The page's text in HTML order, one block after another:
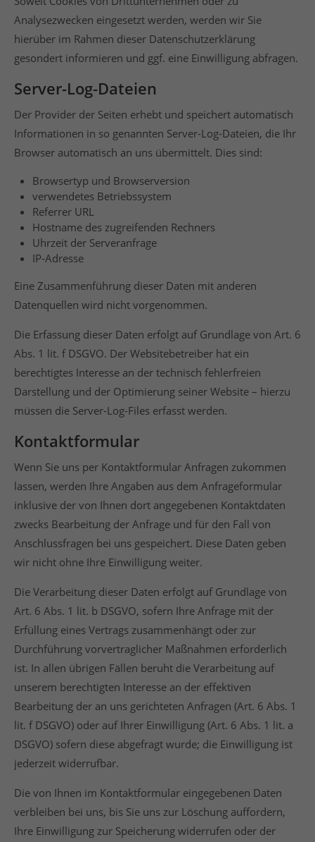
Analysezwecken eingesetzt werden, werden wir Sie
hierüber im Rahmen dieser Datenschutzerklärung
gesondert informieren und ggf. eine Einwilligung abfragen.
Server-Log-Dateien
Der Provider der Seiten erhebt und speichert automatisch
Informationen in so genannten Server-Log-Dateien, die Ihr
Browser automatisch an uns übermittelt. Dies sind:
Browsertyp und Browserversion
verwendetes Betriebssystem
Referrer URL
Hostname des zugreifenden Rechners
Uhrzeit der Serveranfrage
IP-Adresse
Eine Zusammenführung dieser Daten mit anderen
Datenquellen wird nicht vorgenommen.
Die Erfassung dieser Daten erfolgt auf Grundlage von Art. 6
Abs. 1 lit. f DSGVO. Der Websitebetreiber hat ein
berechtigtes Interesse an der technisch fehlerfreien
Darstellung und der Optimierung seiner Website – hierzu
müssen die Server-Log-Files erfasst werden.
Kontaktformular
Wenn Sie uns per Kontaktformular Anfragen zukommen
lassen, werden Ihre Angaben aus dem Anfrageformular
inklusive der von Ihnen dort angegebenen Kontaktdaten
zwecks Bearbeitung der Anfrage und für den Fall von
Anschlussfragen bei uns gespeichert. Diese Daten geben
wir nicht ohne Ihre Einwilligung weiter.
Die Verarbeitung dieser Daten erfolgt auf Grundlage von
Art. 6 Abs. 1 lit. b DSGVO, sofern Ihre Anfrage mit der
Erfüllung eines Vertrags zusammenhängt oder zur
Durchführung vorvertraglicher Maßnahmen erforderlich
ist. In allen übrigen Fällen beruht die Verarbeitung auf
unserem berechtigten Interesse an der effektiven
Bearbeitung der an uns gerichteten Anfragen (Art. 6 Abs. 1
lit. f DSGVO) oder auf Ihrer Einwilligung (Art. 6 Abs. 1 lit. a
DSGVO) sofern diese abgefragt wurde; die Einwilligung ist
jederzeit widerrufbar.
Die von Ihnen im Kontaktformular eingegebenen Daten
verbleiben bei uns, bis Sie uns zur Löschung auffordern,
Ihre Einwilligung zur Speicherung widerrufen oder der